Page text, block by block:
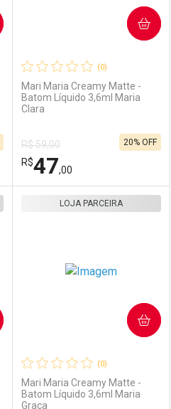
Comprar sem Desconto
Por R$ 47,00/cada
Comprar sem Desconto
Por R$ 47,00/cada
(0)
Mari Maria Creamy Matte -
Batom Líquido 3,6ml Maria
Clara
R$ 59,00
R$47,00
20% OFF
COMPRAR
(0)
Mari Maria Creamy Matte -
Batom Líquido 3,6ml Maria
Graça
LOJA PARCEIRA
COMPRAR